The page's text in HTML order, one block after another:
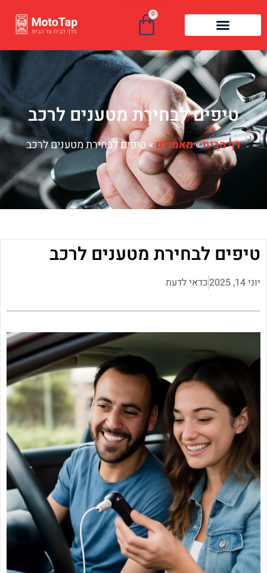
0
טיפים לבחירת מטענים לרכב
דף הבית»מאמרים»טיפים לבחירת מטענים לרכב
טיפים לבחירת מטענים לרכב
יוני 14, 2025 כדאי לדעת